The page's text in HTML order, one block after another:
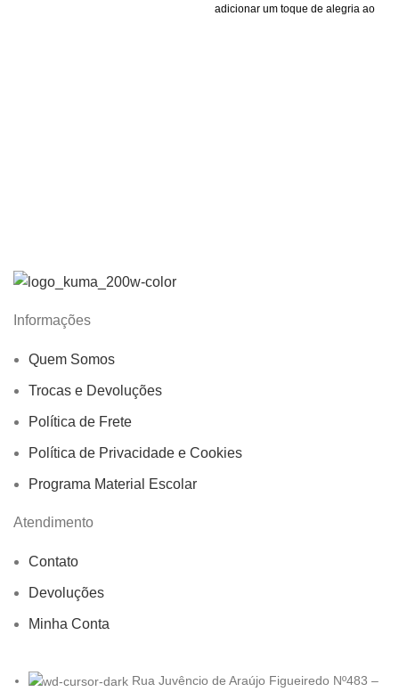
adicionar um toque de alegria ao
Informações
Quem Somos
Trocas e Devoluções
Política de Frete
Política de Privacidade e Cookies
Programa Material Escolar
Atendimento
Contato
Devoluções
Minha Conta
Rua Juvêncio de Araújo Figueiredo Nº483 –